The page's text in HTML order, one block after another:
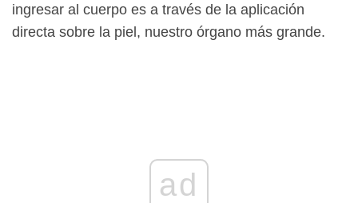
ingresar al cuerpo es a través de la aplicación
directa sobre la piel, nuestro órgano más grande.
ad